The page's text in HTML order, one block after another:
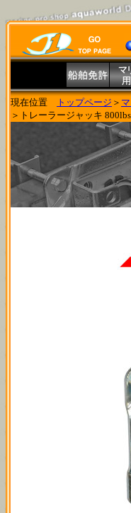
現在位置 トップページ ＞
＞トレーラージャッキ